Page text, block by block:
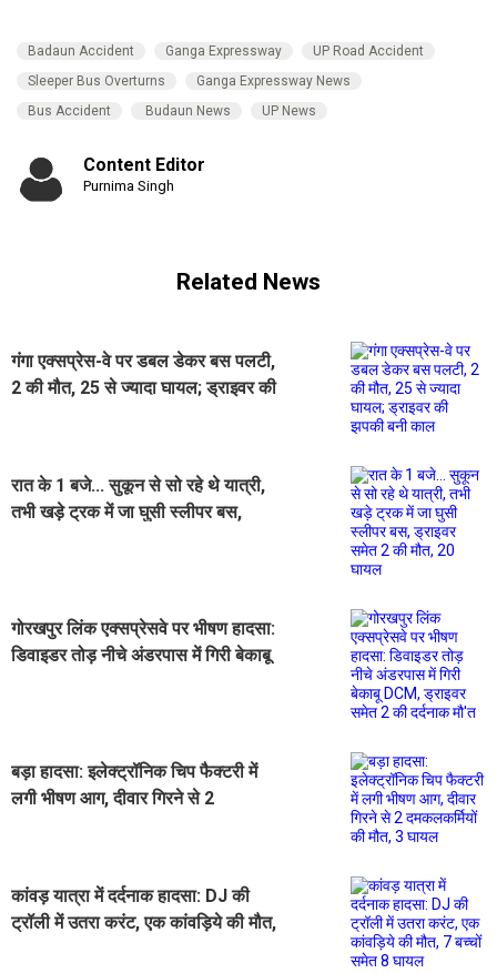
Badaun Accident Ganga Expressway
UP Road Accident
Sleeper Bus Overturns
Ganga Expressway News
Bus Accident
Budaun News UP News
Content Editor
Purnima Singh
Related News
गंगा एक्सप्रेस-वे पर डबल डेकर बस पलटी,
2 की मौत, 25 से ज्यादा घायल; ड्राइवर की
रात के 1 बजे... सुकून से सो रहे थे यात्री,
तभी खड़े ट्रक में जा घुसी स्लीपर बस,
गोरखपुर लिंक एक्सप्रेसवे पर भीषण हादसा:
डिवाइडर तोड़ नीचे अंडरपास में गिरी बेकाबू
बड़ा हादसा: इलेक्ट्रॉनिक चिप फैक्टरी में
लगी भीषण आग, दीवार गिरने से 2
कांवड़ यात्रा में दर्दनाक हादसा: DJ की
ट्रॉली में उतरा करंट, एक कांवड़िये की मौत,